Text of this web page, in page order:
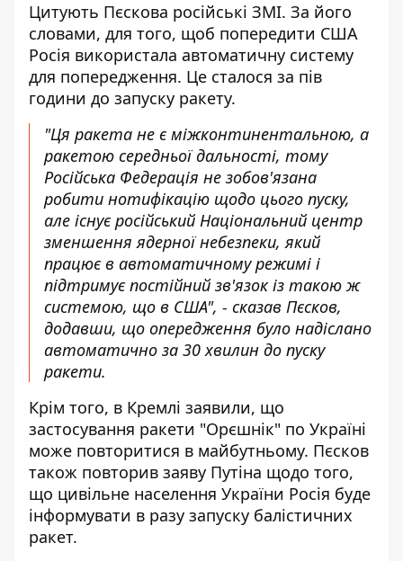
Цитують Пєскова російські ЗМІ. За його
словами, для того, щоб попередити США
Росія використала автоматичну систему
для попередження. Це сталося за пів
години до запуску ракету.
"Ця ракета не є міжконтинентальною, а
ракетою середньої дальності, тому
Російська Федерація не зобов'язана
робити нотифікацію щодо цього пуску,
але існує російський Національний центр
зменшення ядерної небезпеки, який
працює в автоматичному режимі і
підтримує постійний зв'язок із такою ж
системою, що в США", - сказав Пєсков,
додавши, що опередження було надіслано
автоматично за 30 хвилин до пуску
ракети.
Крім того, в Кремлі заявили, що
застосування ракети "Орєшнік" по Україні
може повторитися в майбутньому. Пєсков
також повторив заяву Путіна щодо того,
що цивільне населення України Росія буде
інформувати в разу запуску балістичних
ракет.